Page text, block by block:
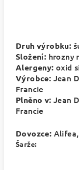
Druh výrobku:
Složení: hrozny
Alergeny: oxid
Výrobce: Jean
Francie
Plněno v: Jean
Francie
Dovozce:
Šarže: